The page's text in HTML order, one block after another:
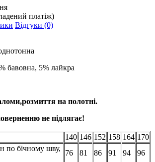
платіж)
Відгуки (0)
бавовна, 5% лайкра
на полотні.
не підлягає!
140 146 152 158 164 170
по бічному шву,
76 81 86 91 94
96